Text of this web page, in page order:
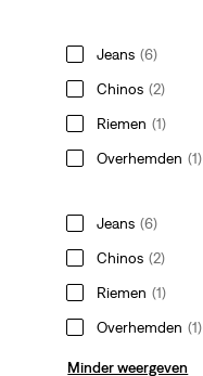
Jeans (6)
Chinos (2)
Riemen (1)
Overhemden (1)
Jeans (6)
Chinos (2)
Riemen (1)
Overhemden (1)
Minder weergeven